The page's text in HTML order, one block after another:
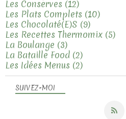
SUIVEZ-MOI
Les Conserves (12)
Les Plats Complets (10)
Les Chocolaté(e)s (9)
Les Recettes Thermomix (5)
La Boulange (3)
La Bataille Food (2)
Les Idées Menus (2)